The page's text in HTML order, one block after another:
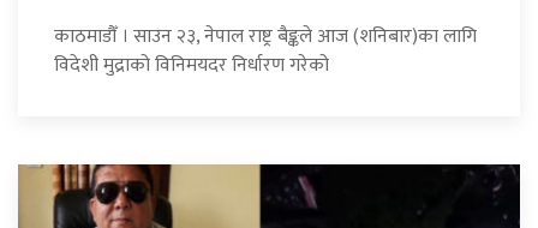
काठमाडौँ । साउन २३, नेपाल राष्ट्र बैङ्कले आज (शनिबार)का लागि
विदेशी मुद्राको विनिमयदर निर्धारण गरेको